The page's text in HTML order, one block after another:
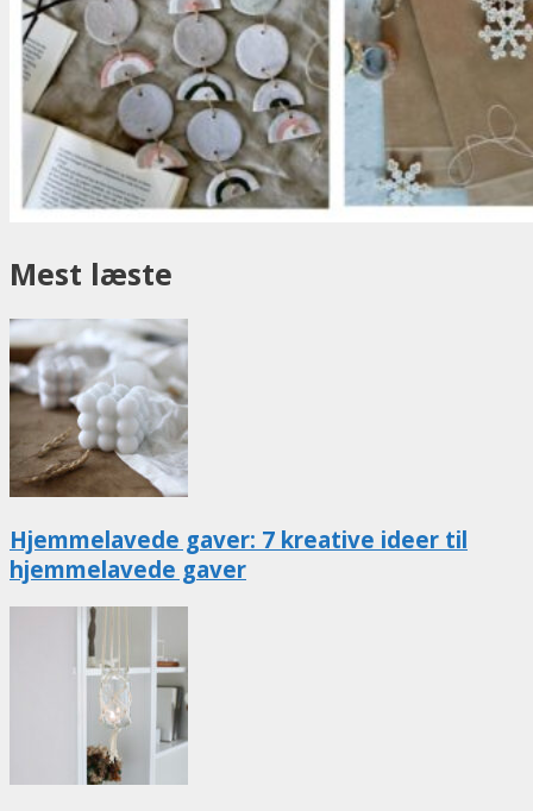
Mest læste
Hjemmelavede gaver: 7 kreative ideer til
hjemmelavede gaver